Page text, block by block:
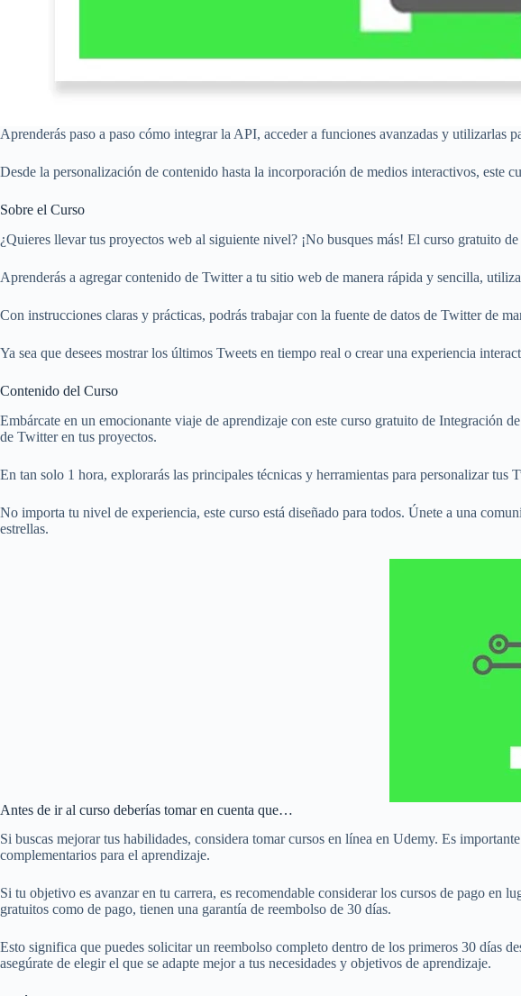
Aprenderás paso a paso cómo integrar la API, acceder a funciones avanzadas y utilizarlas
Desde la personalización de contenido hasta la incorporación de medios interactivos, este
Sobre el Curso
¿Quieres llevar tus proyectos web al siguiente nivel? ¡No busques más! El curso gratuito
Aprenderás a agregar contenido de Twitter a tu sitio web de manera rápida y sencilla,
Con instrucciones claras y prácticas, podrás trabajar con la fuente de datos de Twitter de
Ya sea que desees mostrar los últimos Tweets en tiempo real o crear una experiencia
Contenido del Curso
Embárcate en un emocionante viaje de aprendizaje con este curso gratuito de Integración
de Twitter en tus proyectos.
En tan solo 1 hora, explorarás las principales técnicas y herramientas para personalizar
No importa tu nivel de experiencia, este curso está diseñado para todos. Únete a una
estrellas.
Antes de ir al curso deberías tomar en cuenta que…
Si buscas mejorar tus habilidades, considera tomar cursos en línea en Udemy. Es
complementarios para el aprendizaje.
Si tu objetivo es avanzar en tu carrera, es recomendable considerar los cursos de pago en
gratuitos como de pago, tienen una garantía de reembolso de 30 días.
Esto significa que puedes solicitar un reembolso completo dentro de los primeros 30 días
asegúrate de elegir el que se adapte mejor a tus necesidades y objetivos de aprendizaje.